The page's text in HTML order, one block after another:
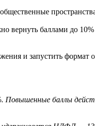
вернуть баллами до 10%
и запустить формат
Повышенные баллы